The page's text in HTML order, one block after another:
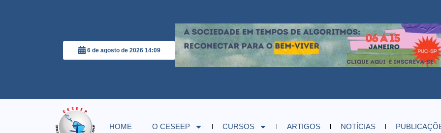
6 de agosto de 2026 14:09
HOME O CESEEP CURSOS ARTIGOS NOTÍCIAS